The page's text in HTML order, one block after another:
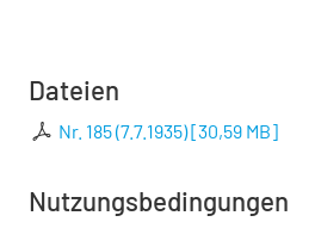
Dateien
Nr. 185 (7.7.1935)[30,59 MB]
Nutzungsbedingungen